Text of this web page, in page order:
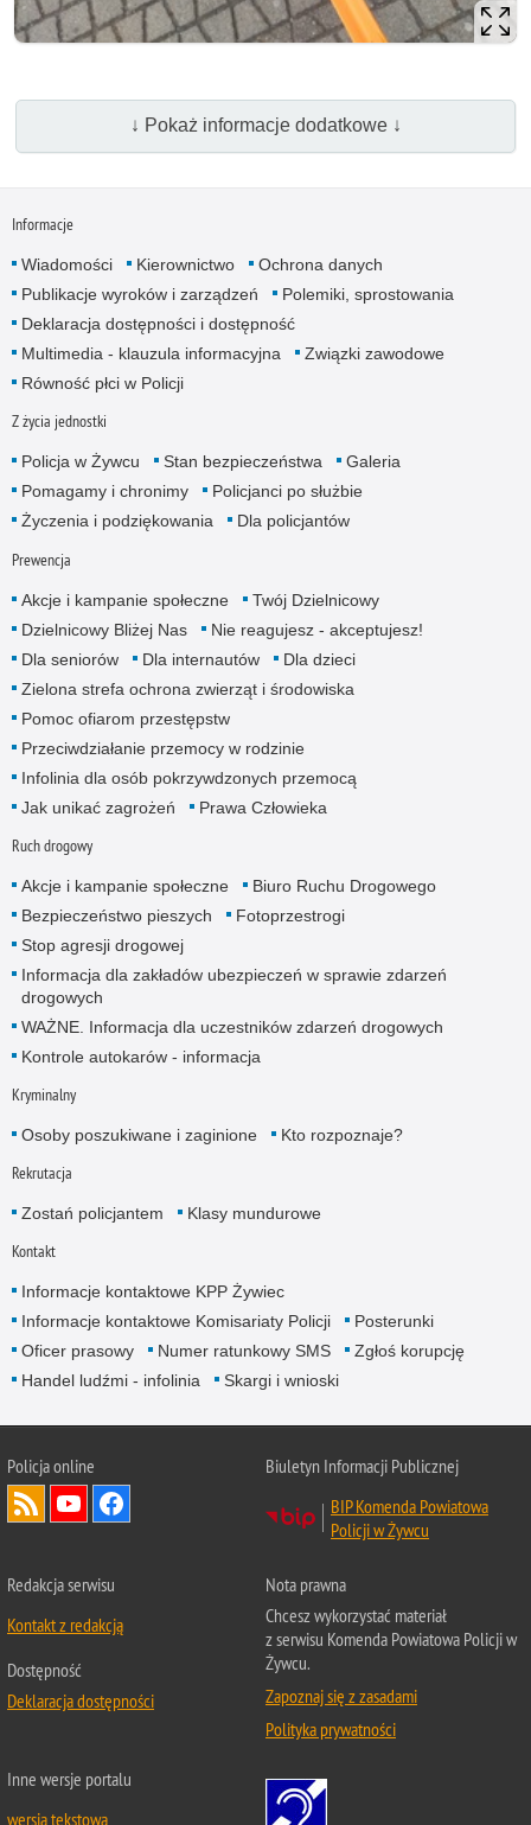
↓ Pokaż informacje dodatkowe ↓
Informacje
Wiadomości Kierownictwo
Ochrona danych
Publikacje wyroków i zarządzeń
Polemiki, sprostowania
Deklaracja dostępności i dostępność
Multimedia - klauzula informacyjna
Związki zawodowe
Równość płci w Policji
Z życia jednostki
Policja w Żywcu Stan bezpieczeństwa
Galeria
Pomagamy i chronimy
Policjanci po służbie
Życzenia i podziękowania
Dla policjantów
Prewencja
Akcje i kampanie społeczne
Twój Dzielnicowy
Dzielnicowy Bliżej Nas
Nie reagujesz - akceptujesz!
Dla seniorów
Dla internautów
Dla dzieci
Zielona strefa ochrona zwierząt i środowiska
Pomoc ofiarom przestępstw
Przeciwdziałanie przemocy w rodzinie
Infolinia dla osób pokrzywdzonych przemocą
Jak unikać zagrożeń
Prawa Człowieka
Ruch drogowy
Akcje i kampanie społeczne
Biuro Ruchu Drogowego
Bezpieczeństwo pieszych
Fotoprzestrogi
Stop agresji drogowej
Informacja dla zakładów ubezpieczeń w sprawie zdarzeń
drogowych
WAŻNE. Informacja dla uczestników zdarzeń drogowych
Kontrole autokarów - informacja
Kryminalny
Osoby poszukiwane i zaginione Kto rozpoznaje?
Rekrutacja
Zostań policjantem Klasy mundurowe
Kontakt
Informacje kontaktowe KPP Żywiec
Informacje kontaktowe Komisariaty Policji
Posterunki
Oficer prasowy
Numer ratunkowy SMS
Zgłoś korupcję
Handel ludźmi - infolinia
Skargi i wnioski
Policja online
Biuletyn Informacji Publicznej
BIP Komenda Powiatowa
Policji w Żywcu
Redakcja serwisu
Kontakt z redakcją
Dostępność
Deklaracja dostępności
Nota prawna
Chcesz wykorzystać materiał
z serwisu Komenda Powiatowa Policji w
Żywcu.
Zapoznaj się z zasadami
Polityka prywatności
Inne wersje portalu
wersja tekstowa